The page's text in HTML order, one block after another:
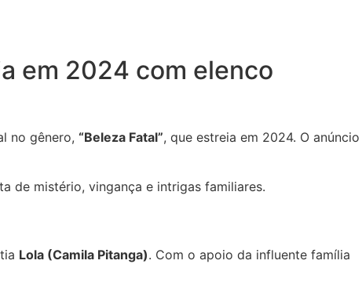
em 2024 com elenco
no gênero, “Beleza Fatal”, que estreia em 2024. O anúncio
de mistério, vingança e intrigas familiares.
Lola (Camila Pitanga). Com o apoio da influente família